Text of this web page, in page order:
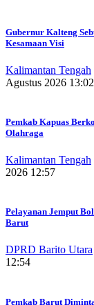
Gubernur Kalteng
Kesamaan Visi
Kalimantan Tengah
Agustus 2026 13:02
Pemkab Kapuas
Olahraga
Kalimantan Tengah
2026 12:57
Pelayanan Jemput
Barut
DPRD Barito Utara
12:54
Pemkab Barut